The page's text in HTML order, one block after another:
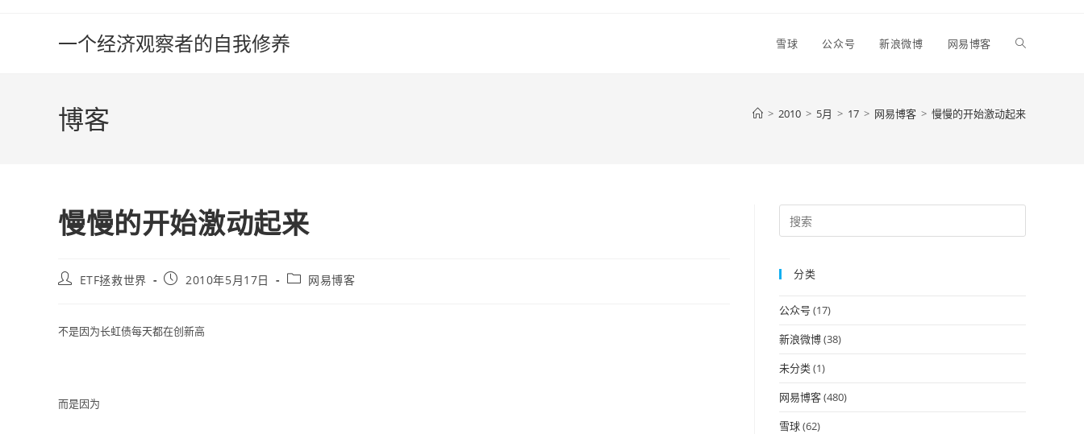
一个经济观察者的自我修养 雪球 公众号 新浪微博 网易博客 Toggle
博客 > 2010 > 5月 > 17 > 网易博客 > 慢慢的开始激动起来
慢慢的开始激动起来
PostETF拯救世界
Post2010年5月17日
Post网易博客
不是因为长虹债每天都在创新高
而是因为
Escape
分类
公众号 (17)
新浪微博(38)
未分类(1)
网易博客(480)
雪球(62)